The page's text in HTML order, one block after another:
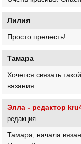
Лилия
Просто прелесть!
Тамара
Хочется связать
вязания.
Элла - редактор
редакция
Тамара, начала